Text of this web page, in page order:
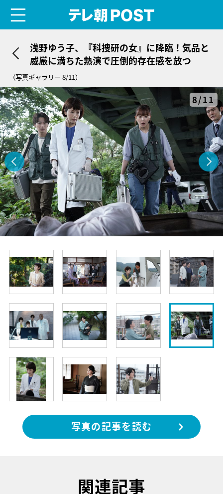
浅野ゆう子、『科捜研の女』に降臨！気品と
威厳に満ちた熱演で圧倒的存在感を放つ
（写真ギャラリー 8/11）
8/11
写真の記事を読む
関連記事